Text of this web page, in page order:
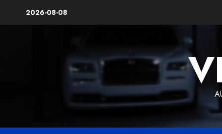
2026-08-08